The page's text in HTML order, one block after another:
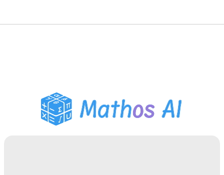
Assistente Compiti PDF
Strumenti di studio